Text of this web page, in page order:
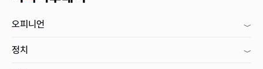
오피니언
정치